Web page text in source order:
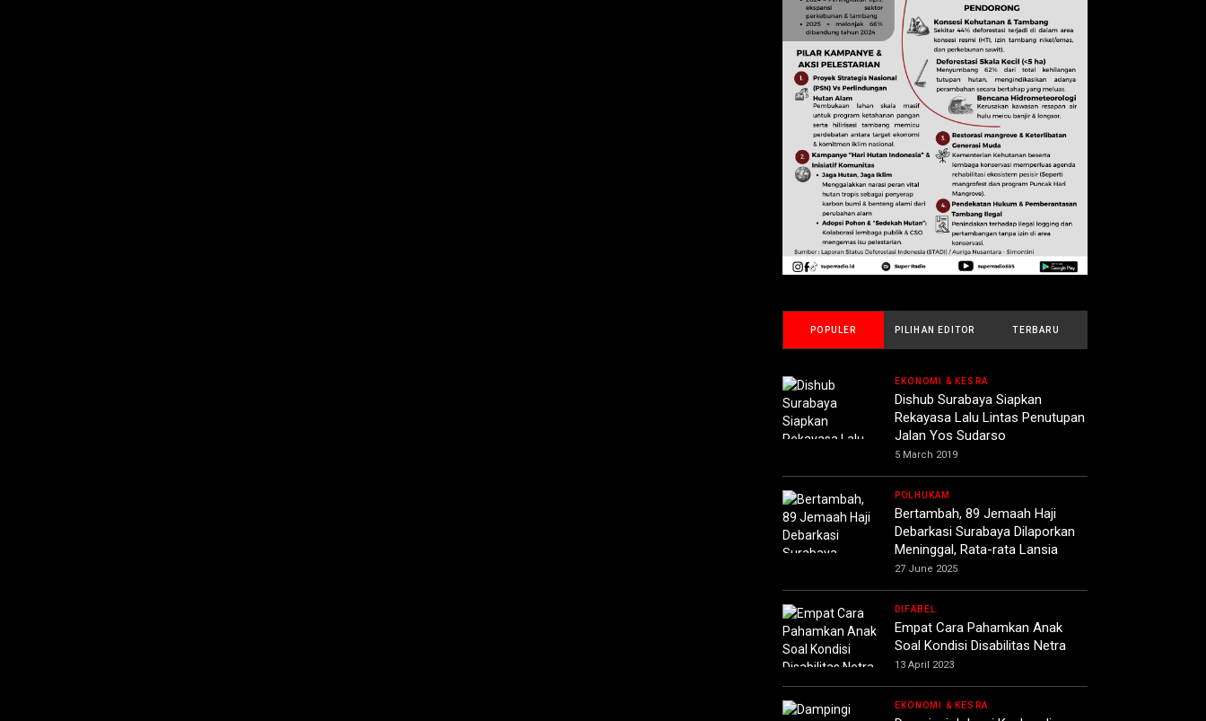
POPULER PILIHAN EDITOR TERBARU
EKONOMI & KESRA
Dishub Surabaya Siapkan
Rekayasa Lalu Lintas Penutupan
Jalan Yos Sudarso
5 March 2019
POLHUKAM
Bertambah, 89 Jemaah Haji
Debarkasi Surabaya Dilaporkan
Meninggal, Rata-rata Lansia
27 June 2025
DIFABEL
Empat Cara Pahamkan Anak
Soal Kondisi Disabilitas Netra
13 April 2023
EKONOMI & KESRA